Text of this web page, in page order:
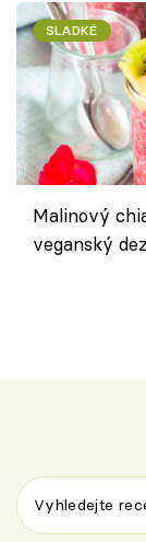
SLADKÉ
Malinový
veganský